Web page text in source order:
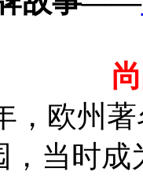
，欧州
，当时